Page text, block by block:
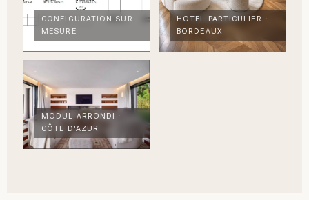
CONFIGURATION SUR
MESURE
HOTEL PARTICULIER ·
BORDEAUX
MODUL ARRONDI ·
CÔTE D'AZUR